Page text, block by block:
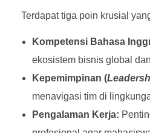
Terdapat tiga poin krusial
Kompetensi Bahasa
ekosistem bisnis global
Kepemimpinan (
menavigasi tim di
Pengalaman Kerja: